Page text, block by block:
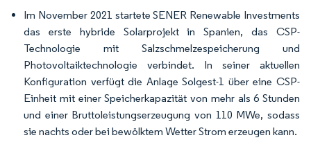
Im November 2021 startete SENER Renewable Investments
das erste hybride Solarprojekt in Spanien, das CSP-
Technologie mit Salzschmelzespeicherung und
Photovoltaiktechnologie verbindet. In seiner aktuellen
Konfiguration verfügt die Anlage Solgest-1 über eine CSP-
Einheit mit einer Speicherkapazität von mehr als 6 Stunden
und einer Bruttoleistungserzeugung von 110 MWe, sodass
sie nachts oder bei bewölktem Wetter Strom erzeugen kann.